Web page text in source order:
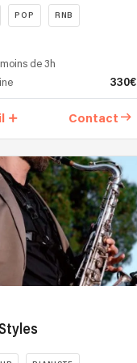
POP RNB
de 3h
330€
Contact